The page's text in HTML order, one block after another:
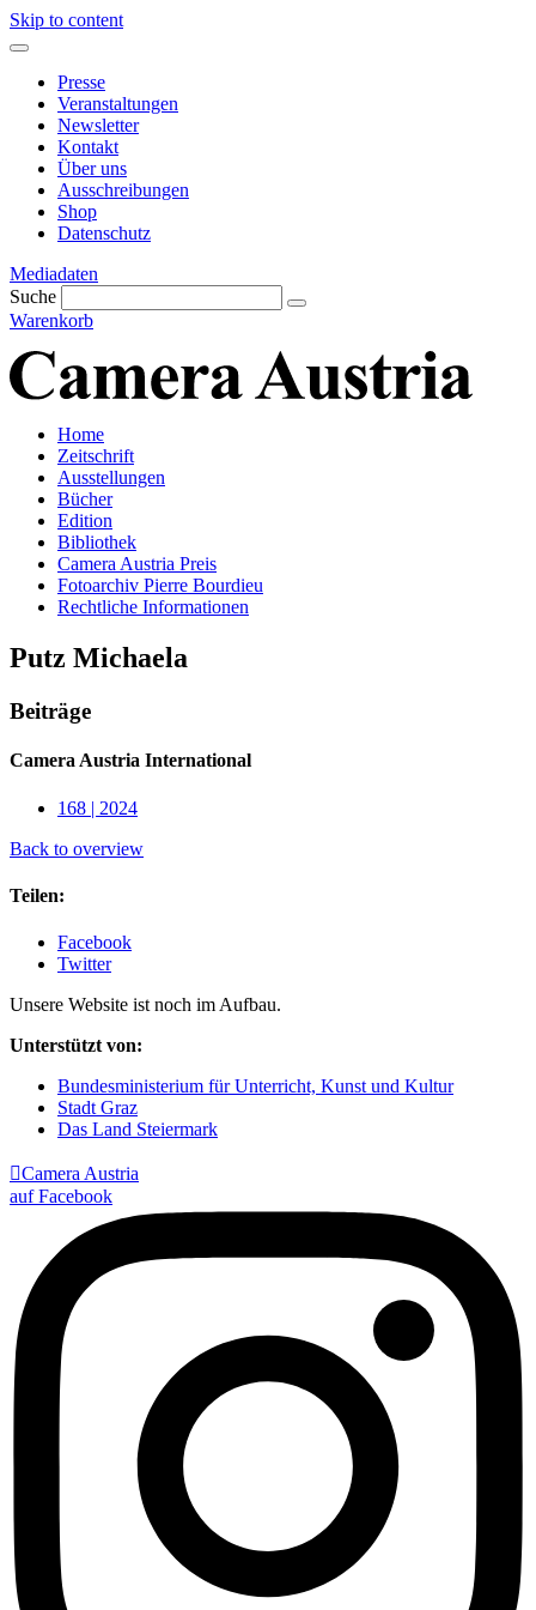
Skip to content
Presse
Veranstaltungen
Newsletter
Kontakt
Über uns
Ausschreibungen
Shop
Datenschutz
Mediadaten
Suche
Warenkorb
Home
Zeitschrift
Ausstellungen
Bücher
Edition
Bibliothek
Camera Austria Preis
Fotoarchiv Pierre Bourdieu
Rechtliche Informationen
Putz Michaela
Beiträge
Camera Austria International
168 | 2024
Back to overview
Teilen:
Facebook
Twitter
Unsere Website ist noch im Aufbau.
Unterstützt von:
Bundesministerium für Unterricht, Kunst und Kultur
Stadt Graz
Das Land Steiermark
Camera Austria
auf Facebook